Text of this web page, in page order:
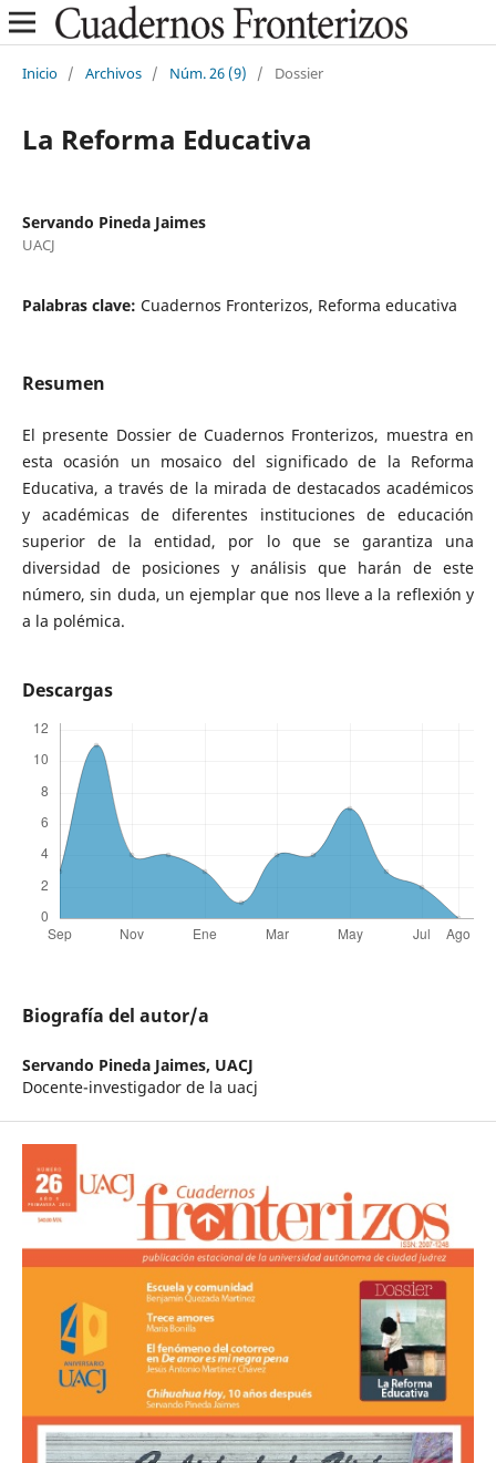
Inicio / Archivos / Núm. 26 (9) / Dossier
La Reforma Educativa
Servando Pineda Jaimes
UACJ
Palabras clave: Cuadernos Fronterizos, Reforma educativa
Resumen
El presente Dossier de Cuadernos Fronterizos, muestra en
esta ocasión un mosaico del significado de la Reforma
Educativa, a través de la mirada de destacados académicos
y académicas de diferentes instituciones de educación
superior de la entidad, por lo que se garantiza
una
diversidad de posiciones y análisis que harán de este
número, sin duda, un ejemplar que nos lleve a la reflexión y
a la polémica.
Descargas
Biografía del autor/a
Servando Pineda Jaimes, UACJ
Docente-investigador de la uacj